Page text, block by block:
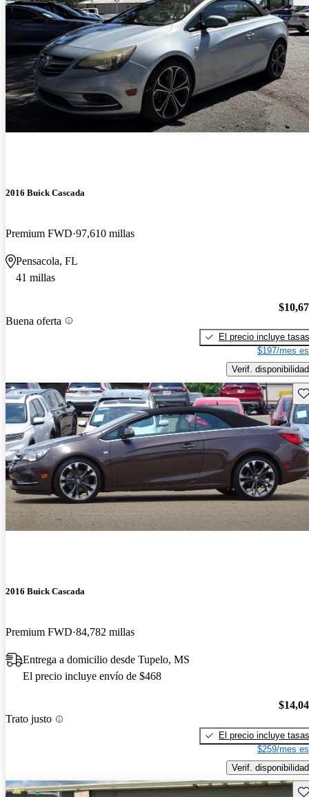
2016 Buick Cascada
Premium FWD 97,610 millas
Pensacola, FL
41 millas
Buena oferta
El precio incluye tasas
$197/mes
Verif. disponibilidad
2016 Buick Cascada
Premium FWD 84,782 millas
Entrega a domicilio desde Tupelo, MS
El precio incluye envío de $468
Trato justo
El precio incluye tasas
$259/mes
Verif. disponibilidad